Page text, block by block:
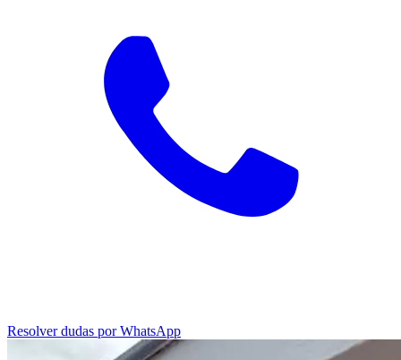
Resolver dudas por WhatsApp